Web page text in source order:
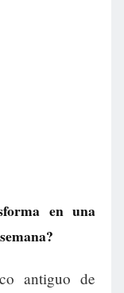
en una
antiguo de